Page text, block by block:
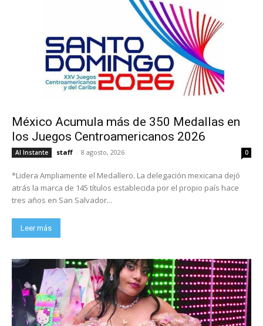
México Acumula más de 350 Medallas en
los Juegos Centroamericanos 2026
Al Instante staff - 8 agosto, 2026 0
*Lidera Ampliamente el Medallero. La delegación mexicana dejó
atrás la marca de 145 títulos establecida por el propio país hace
tres años en San Salvador...
Leer más